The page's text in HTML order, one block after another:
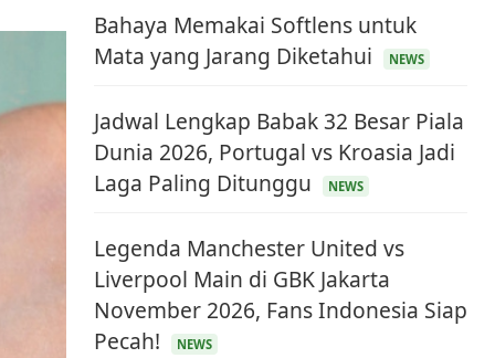
Bahaya Memakai Softlens untuk
Mata yang Jarang Diketahui
NEWS
Jadwal Lengkap Babak 32 Besar Piala
Dunia 2026, Portugal vs Kroasia Jadi
Laga Paling Ditunggu
NEWS
Legenda Manchester United vs
Liverpool Main di GBK Jakarta
November 2026, Fans Indonesia Siap
Pecah!
NEWS